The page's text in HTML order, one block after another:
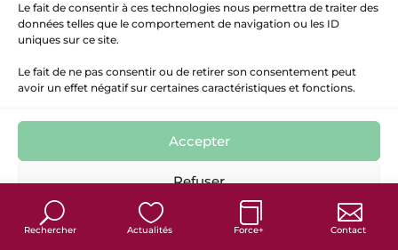
Le fait de consentir à ces technologies nous permettra de traiter des
données telles que le comportement de navigation ou les ID
uniques sur ce site.
Le fait de ne pas consentir ou de retirer son consentement peut
avoir un effet négatif sur certaines caractéristiques et fonctions.
Accepter
Refuser
Politique de cookies Politique de confidentialité Mentions Légales
Rechercher Actualités Force+ Contact
de l’Entre-Deux-Mers